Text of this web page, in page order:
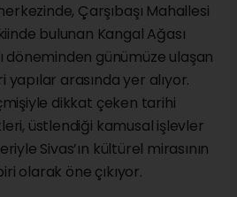
Çarşıbaşı Mahallesi
bulunan Kangal Ağası
döneminden günümüze ulaşan
arasında yer alıyor.
dikkat çeken tarihi
üstlendiği kamusal işlevler
Sivas’ın kültürel mirasının
olarak öne çıkıyor.